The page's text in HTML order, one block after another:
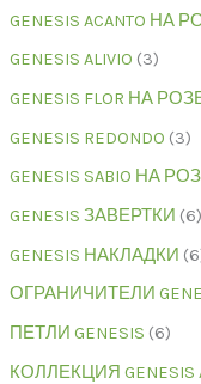
GENESIS ACANTO НА
GENESIS ALIVIO 3
GENESIS FLOR НА
GENESIS REDONDO 3
GENESIS SABIO НА
GENESIS ЗАВЕРТКИ 6
GENESIS НАКЛАДКИ 6
ОГРАНИЧИТЕЛИ
ПЕТЛИ GENESIS 6
КОЛЛЕКЦИЯ GENESIS